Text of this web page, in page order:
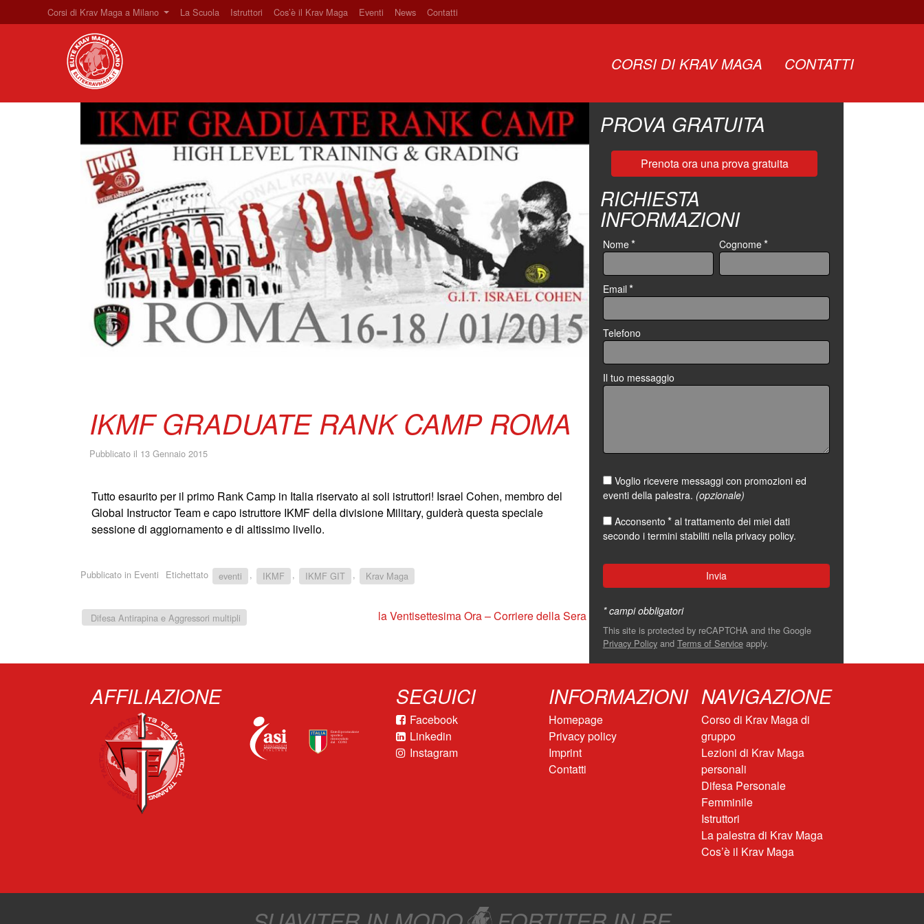
Corsi di Krav Maga a Milano La Scuola Istruttori Cos’è il Krav Maga Eventi News Contatti
CORSI DI KRAV MAGA CONTATTI
IKMF GRADUATE RANK CAMP ROMA
Pubblicato il 13 Gennaio 2015
Tutto esaurito per il primo Rank Camp in Italia riservato ai soli istruttori! Israel Cohen, membro del
Global Instructor Team e capo istruttore IKMF della divisione Military, guiderà questa speciale
sessione di aggiornamento e di altissimo livello.
Pubblicato in Eventi Etichettato eventi , IKMF , IKMF GIT , Krav Maga
Difesa Antirapina e Aggressori multipli la Ventisettesima Ora – Corriere della Sera
PROVA GRATUITA
Prenota ora una prova gratuita
RICHIESTA
INFORMAZIONI
Nome* Cognome*
Email*
Telefono
Il tuo messaggio
Voglio ricevere messaggi con promozioni ed
eventi della palestra. (opzionale)
Acconsento * al trattamento dei miei dati
secondo i termini stabiliti nellaprivacy policy.
* campi obbligatori
This site is protected by reCAPTCHA and the Google
Privacy Policyand Terms of Serviceapply.
AFFILIAZIONE SEGUICI
Facebook
Linkedin
Instagram
INFORMAZIONI
Homepage
Privacy policy
Imprint
Contatti
NAVIGAZIONE
Corso di Krav Maga di
gruppo
Lezioni di Krav Maga
personali
Difesa Personale
Femminile
Istruttori
La palestra di Krav Maga
Cos’è il Krav Maga